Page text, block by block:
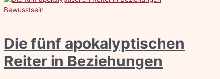
Bewusstsein
Die fünf apokalyptischen
Reiter in Beziehungen